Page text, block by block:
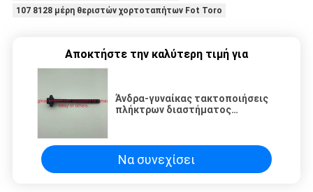
107 8128 μέρη θεριστών χορτοταπήτων Fot Toro
Αποκτήστε την καλύτερη τιμή για
Άνδρα-γυναίκας τακτοποιήσεις
πλήκτρων διαστήματος
θεριστών χορτοταπήτων για
Toro
Να συνεχίσει